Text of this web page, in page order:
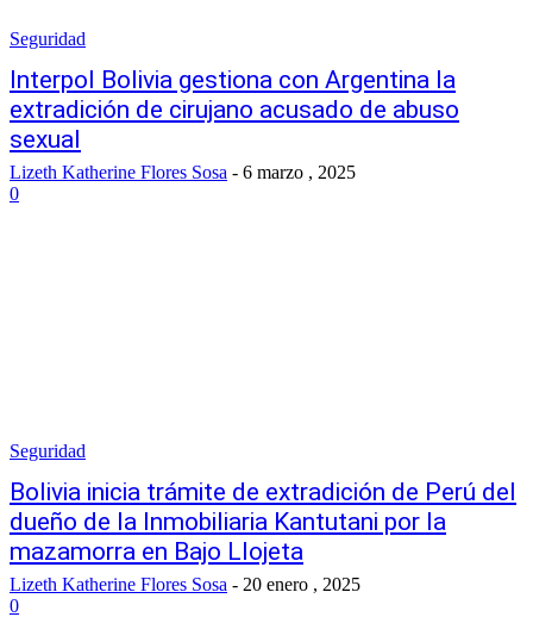
Seguridad
Interpol Bolivia gestiona con Argentina la
extradición de cirujano acusado de abuso
sexual
Lizeth Katherine Flores Sosa - 6 marzo , 2025
0
Seguridad
Bolivia inicia trámite de extradición de Perú del
dueño de la Inmobiliaria Kantutani por la
mazamorra en Bajo Llojeta
Lizeth Katherine Flores Sosa - 20 enero , 2025
0